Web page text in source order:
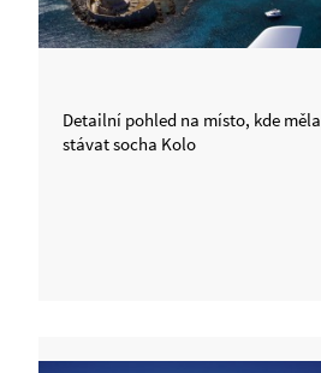
Detailní pohled na místo, kde měla
stávat socha Kolo